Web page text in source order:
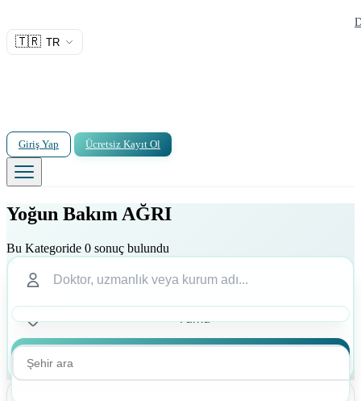
🇹🇷 TR
Giriş Yap Ücretsiz Kayıt Ol
Yoğun Bakım AĞRI
Bu Kategoride 0 sonuç bulundu